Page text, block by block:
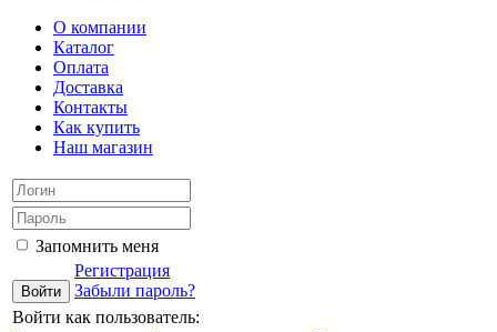
О компании
Каталог
Оплата
Доставка
Контакты
Как купить
Наш магазин
Запомнить меня
Регистрация
Забыли пароль?
Войти как пользователь: